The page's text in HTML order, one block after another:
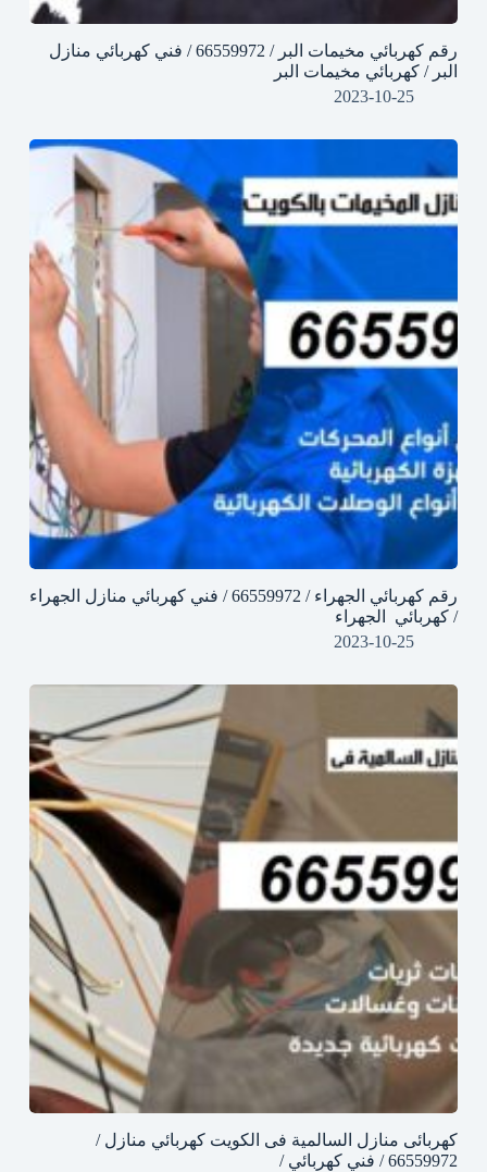
رقم كهربائي مخيمات البر / 66559972 / فني كهربائي منازل
البر / كهربائي مخيمات البر
2023-10-25
رقم كهربائي الجهراء / 66559972 / فني كهربائي منازل الجهراء
/ كهربائي الجهراء
2023-10-25
كهربائى منازل السالمية فى الكويت كهربائي منازل /
66559972 / فني كهربائي /